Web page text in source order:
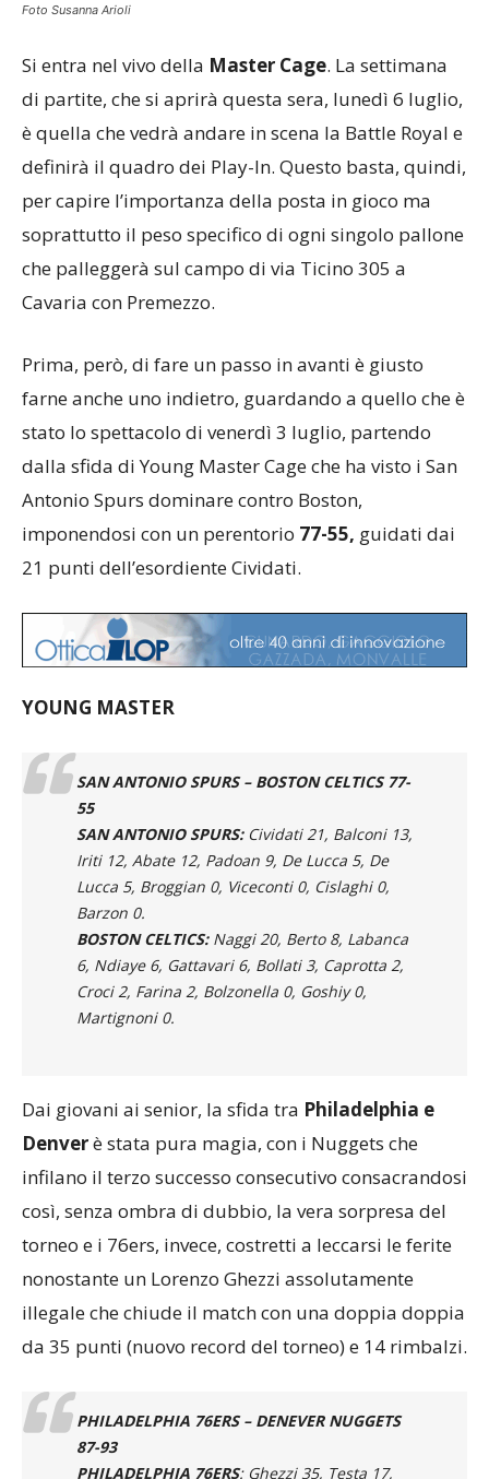
Foto Susanna Arioli
Si entra nel vivo della Master Cage. La settimana
di partite, che si aprirà questa sera, lunedì 6 luglio,
è quella che vedrà andare in scena la Battle Royal e
definirà il quadro dei Play-In. Questo basta, quindi,
per capire l’importanza della posta in gioco ma
soprattutto il peso specifico di ogni singolo pallone
che palleggerà sul campo di via Ticino 305 a
Cavaria con Premezzo.
Prima, però, di fare un passo in avanti è giusto
farne anche uno indietro, guardando a quello che è
stato lo spettacolo di venerdì 3 luglio, partendo
dalla sfida di Young Master Cage che ha visto i San
Antonio Spurs dominare contro Boston,
imponendosi con un perentorio 77-55, guidati dai
21 punti dell’esordiente Cividati.
SAN ANTONIO SPURS – BOSTON CELTICS 77-
55
SAN ANTONIO SPURS:Cividati 21, Balconi 13,
Iriti 12, Abate 12, Padoan 9, De Lucca 5, De
Lucca 5, Broggian 0, Viceconti 0, Cislaghi 0,
Barzon 0.
BOSTON CELTICS:Naggi 20, Berto 8, Labanca
6, Ndiaye 6, Gattavari 6, Bollati 3, Caprotta 2,
Croci 2, Farina 2, Bolzonella 0, Goshiy 0,
Dai giovani ai senior, la sfida tra
Denver
PHILADELPHIA 76ERS – DENEVER NUGGETS
87-93